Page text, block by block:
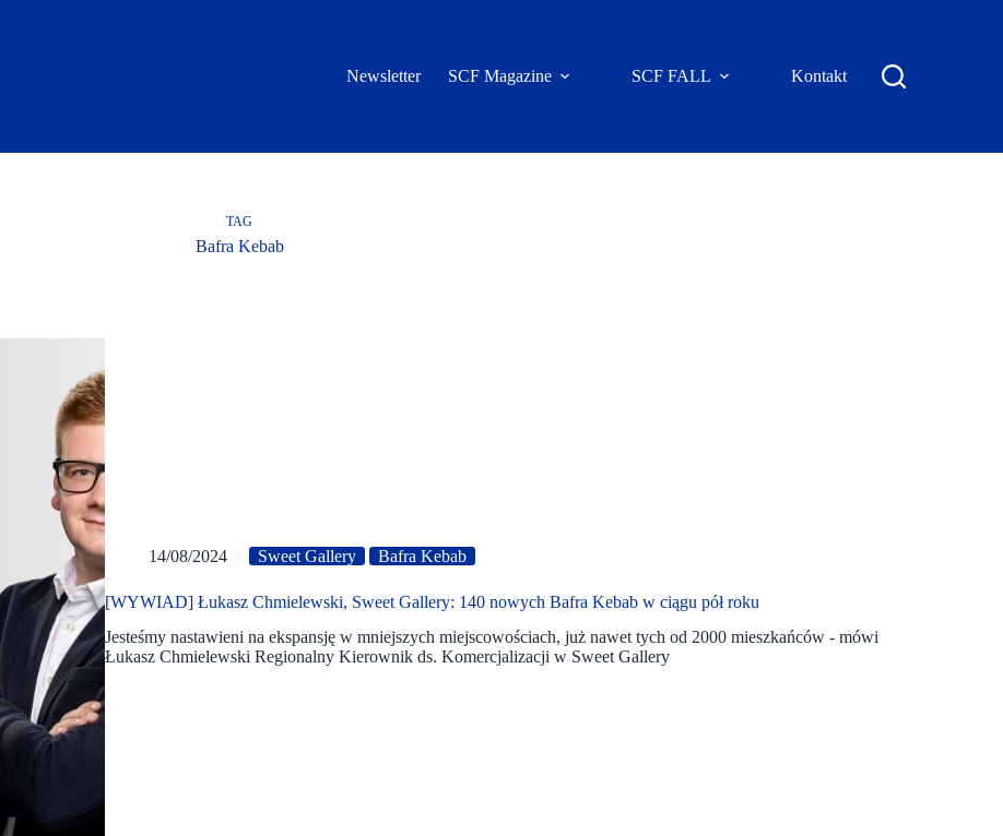
Newsletter SCF Magazine SCF FALL Kontakt
TAG
Bafra Kebab
14/08/2024 Sweet Gallery Bafra Kebab
[WYWIAD] Łukasz Chmielewski, Sweet Gallery: 140 nowych Bafra Kebab w ciągu pół roku
Jesteśmy nastawieni na ekspansję w mniejszych miejscowościach, już nawet tych od 2000 mieszkańców - mówi
Łukasz Chmielewski Regionalny Kierownik ds. Komercjalizacji w Sweet Gallery